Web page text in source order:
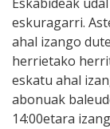
eskuragarri.
ahal izango
herrietako
eskatu ahal
abonuak
14:00etara